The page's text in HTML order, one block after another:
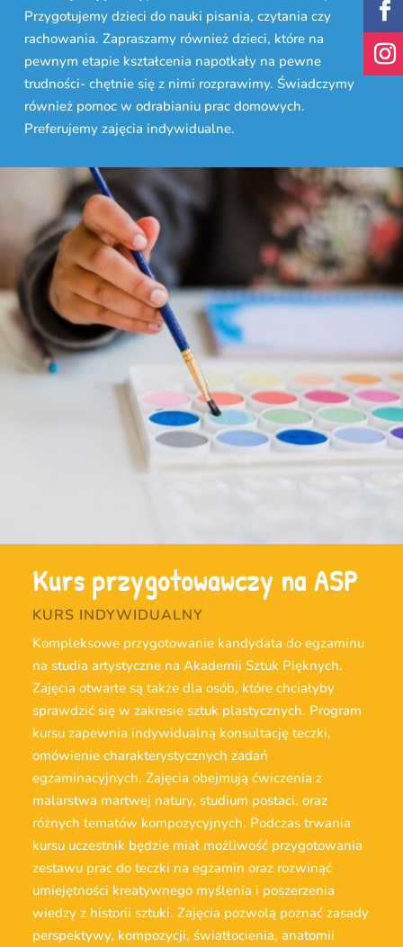
Przygotujemy dzieci do nauki pisania, czytania czy
rachowania. Zapraszamy również dzieci, które na
pewnym etapie kształcenia napotkały na pewne
trudności- chętnie się z nimi rozprawimy. Świadczymy
również pomoc w odrabianiu prac domowych.
Preferujemy zajęcia indywidualne.
Kurs przygotowawczy na ASP
KURS INDYWIDUALNY
Kompleksowe przygotowanie kandydata do egzaminu
na studia artystyczne na Akademii Sztuk Pięknych.
Zajęcia otwarte są także dla osób, które chciałyby
sprawdzić się w zakresie sztuk plastycznych. Program
kursu zapewnia indywidualną konsultację teczki,
omówienie charakterystycznych zadań
egzaminacyjnych. Zajęcia obejmują ćwiczenia z
malarstwa martwej natury, studium postaci, oraz
różnych tematów kompozycyjnych. Podczas trwania
kursu uczestnik będzie miał możliwość przygotowania
zestawu prac do teczki na egzamin oraz rozwinąć
umiejętności kreatywnego myślenia i poszerzenia
wiedzy z historii sztuki. Zajęcia pozwolą poznać zasady
perspektywy, kompozycji, światłocienia, anatomii